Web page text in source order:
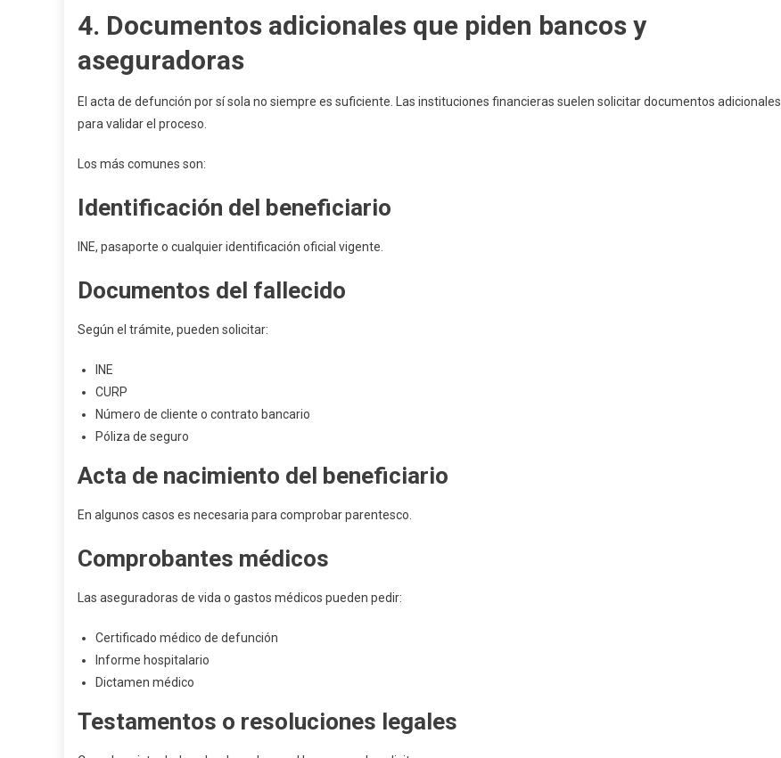
4. Documentos adicionales que piden bancos y
aseguradoras
El acta de defunción por sí sola no siempre es suficiente. Las instituciones financieras suelen solicitar documentos adicionales
para validar el proceso.
Los más comunes son:
Identificación del beneficiario
INE, pasaporte o cualquier identificación oficial vigente.
Documentos del fallecido
Según el trámite, pueden solicitar:
INE
CURP
Número de cliente o contrato bancario
Póliza de seguro
Acta de nacimiento del beneficiario
En algunos casos es necesaria para comprobar parentesco.
Comprobantes médicos
Las aseguradoras de vida o gastos médicos pueden pedir:
Certificado médico de defunción
Informe hospitalario
Dictamen médico
Testamentos o resoluciones legales